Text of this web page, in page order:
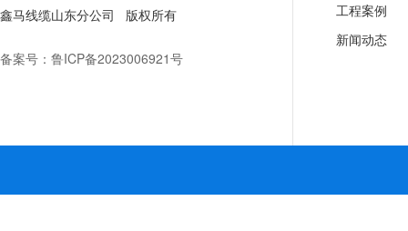
鑫马线缆山东分公司 版权所有
备案号： 鲁ICP备2023006921号
工程案例
新闻动态